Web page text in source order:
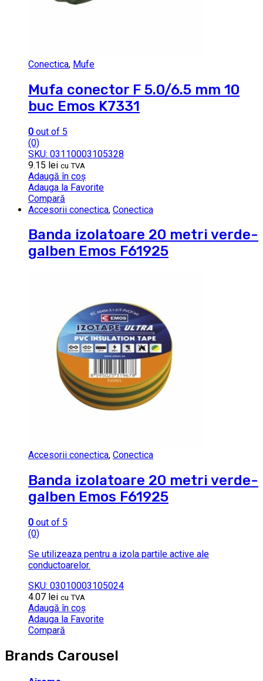
Conectica, Mufe
Mufa conector F 5.0/6.5 mm 10
buc Emos K7331
0 out of 5
(0)
SKU: 03110003105328
9.15 lei cu TVA
Adaugă în coș
Adauga la Favorite
Compară
Accesorii conectica, Conectica
Banda izolatoare 20 metri verde-
galben Emos F61925
Accesorii conectica, Conectica
Banda izolatoare 20 metri verde-
galben Emos F61925
0 out of 5
(0)
Se utilizeaza pentru a izola partile active ale
conductoarelor.
SKU: 03010003105024
4.07 lei cu TVA
Adaugă în coș
Adauga la Favorite
Compară
Brands Carousel